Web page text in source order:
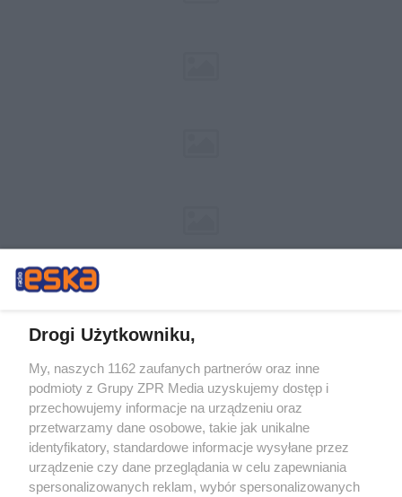
Żaden utwór zamieszczony w serwisie nie może być powielany i
rozpowszechniany lub dalej rozpowszechniany w jakikolwiek sposób (w
tym także elektroniczny lub mechaniczny) na jakimkolwiek polu
eksploatacji w jakiejkolwiek formie, włącznie z umieszczaniem w Internecie
bez pisemnej zgody właściciela praw. Jakiekolwiek użycie lub
wykorzystanie utworów w całości lub w części z naruszeniem prawa, tzn.
bez właściwej zgody, jest zabronione pod groźbą kary i może być ścigane
prawnie.
Drogi Użytkowniku,
My, naszych 1162 zaufanych partnerów oraz inne
podmioty z Grupy ZPR Media uzyskujemy dostęp i
przechowujemy informacje na urządzeniu oraz
przetwarzamy dane osobowe, takie jak unikalne
identyfikatory, standardowe informacje wysyłane przez
urządzenie czy dane przeglądania w celu zapewniania
spersonalizowanych reklam, wybór spersonalizowanych